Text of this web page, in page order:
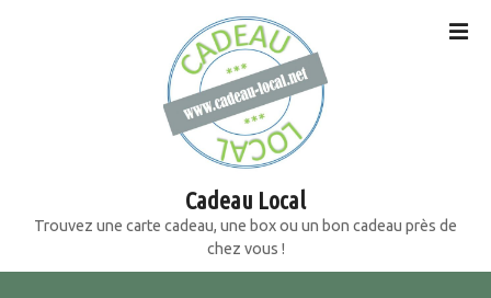
e
Cadeau Local
Trouvez une carte cadeau, une box ou un bon cadeau près de
chez vous !